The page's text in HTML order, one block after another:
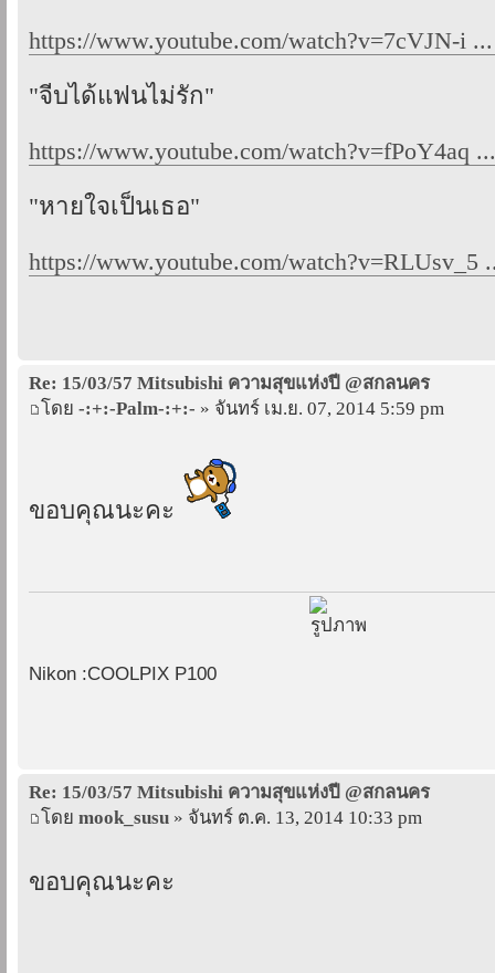
https://www.youtube.com/watch?v=7cVJN-i
"จีบได้แฟนไม่รัก"
https://www.youtube.com/watch?v=fPoY4aq
"หายใจเป็นเธอ"
https://www.youtube.com/watch?v=RLUsv_5
Re: 15/03/57 Mitsubishi ความสุขแห่งปี @สกลนคร
โดย -:+:-Palm-:+:- » จันทร์ เม.ย. 07, 2014 5:59 pm
ขอบคุณนะคะ
Nikon :COOLPIX P100
Re: 15/03/57 Mitsubishi ความสุขแห่งปี @สกลนคร
โดย mook_susu » จันทร์ ต.ค. 13, 2014 10:33 pm
ขอบคุณนะคะ